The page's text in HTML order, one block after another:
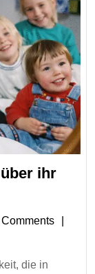
ihr
die in